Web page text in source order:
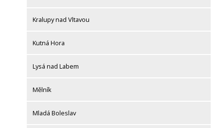
Kralupy nad Vltavou
Kutná Hora
Lysá nad Labem
Mělník
Mladá Boleslav